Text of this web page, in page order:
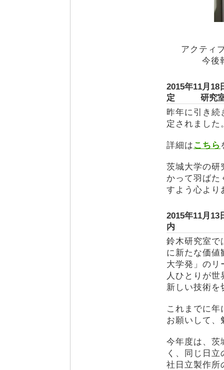
アクティ
今後
2015年11月
定 研究室
昨年に引き続
定されました
詳細は こちら
茨城大学の研
かって羽ばた
すよう心より
2015年11月
内
鈴木研究室で
に新たな価値
大学発」のリ
人ひとりが
新しい技術を
これまでに
お願いして、
今年度は、茨
く、同じ日
社日立製作所